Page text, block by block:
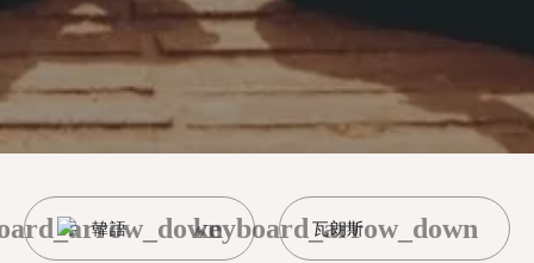
韓語 瓦朗斯
keyboard_arrow_down